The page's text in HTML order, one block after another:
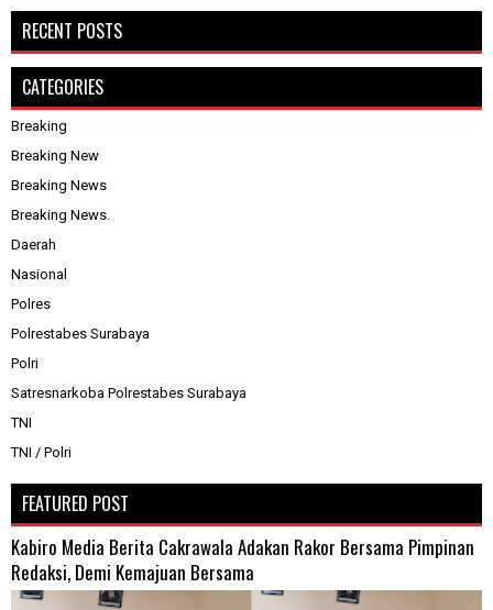
RECENT POSTS
CATEGORIES
Breaking
Breaking New
Breaking News
Breaking News.
Daerah
Nasional
Polres
Polrestabes Surabaya
Polri
Satresnarkoba Polrestabes Surabaya
TNI
TNI / Polri
FEATURED POST
Kabiro Media Berita Cakrawala Adakan Rakor Bersama Pimpinan
Redaksi, Demi Kemajuan Bersama